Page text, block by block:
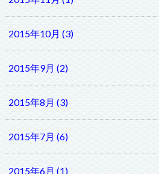
2015年10月 (3)
2015年9月 (2)
2015年8月 (3)
2015年7月 (6)
2015年6月 (1)